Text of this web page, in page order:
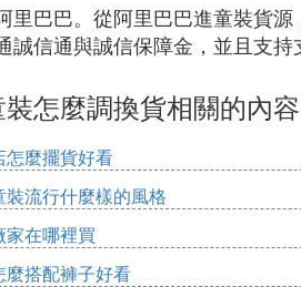
里巴巴。從阿里巴巴進童裝貨
誠信通與誠信保障金，並且支持
怎麼調換貨相關的內容
怎麼擺貨好看
裝流行什麼樣的風格
家在哪裡買
麼搭配褲子好看